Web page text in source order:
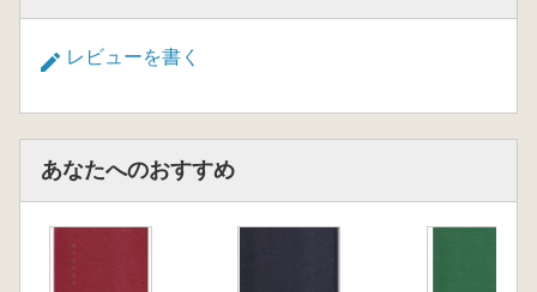
レビューを書く
あなたへのおすすめ